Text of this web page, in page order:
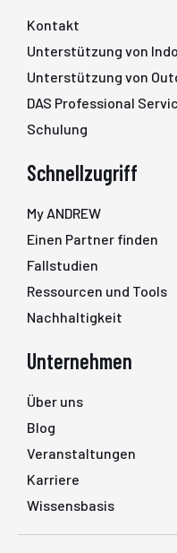
Kontakt
Unterstützung von
Unterstützung von
DAS Professional
Schulung
Schnellzugriff
My ANDREW
Einen Partner finden
Fallstudien
Ressourcen und Tools
Nachhaltigkeit
Unternehmen
Über uns
Blog
Veranstaltungen
Karriere
Wissensbasis